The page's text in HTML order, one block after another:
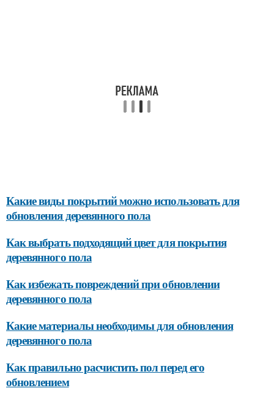
Какие виды покрытий можно использовать для
обновления деревянного пола
Как выбрать подходящий цвет для покрытия
деревянного пола
Как избежать повреждений при обновлении
деревянного пола
Какие материалы необходимы для обновления
деревянного пола
Как правильно расчистить пол перед его
обновлением